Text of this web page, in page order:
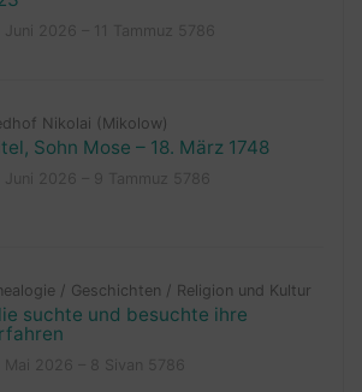
Nikolai (Mikolow)
Sohn Mose – 18. März 1748
/ Geschichten / Religion und Kultur
suchte und besuchte ihre